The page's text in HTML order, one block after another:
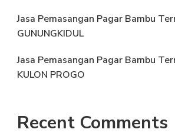
Jasa Pemasangan Pagar Bambu
GUNUNGKIDUL
Jasa Pemasangan Pagar Bambu
KULON PROGO
Recent Comments